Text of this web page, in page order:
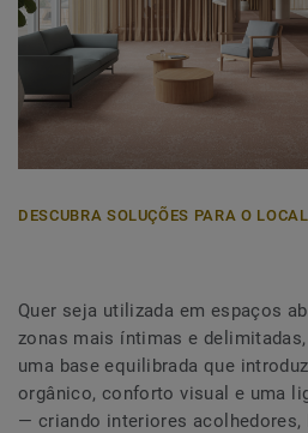
DESCUBRA SOLUÇÕES PARA O
Quer seja utilizada em espaços
zonas mais íntimas e
uma base equilibrada que
orgânico, conforto visual e uma
— criando interiores acolhedores,